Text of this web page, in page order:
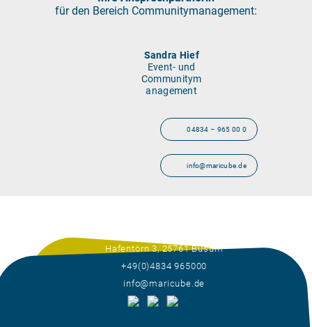
für den Bereich Communitymanagement:
Sandra Hief
Event- und
Communitym
anagement
04834 – 965 00 0
info@maricube.de
Hafentörn 3, 25761 Büsum
+49(0)4834 965000
info@maricube.de